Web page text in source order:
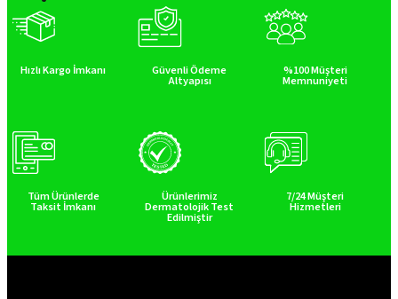
Hızlı Kargo İmkanı Güvenli Ödeme
Altyapısı
%100 Müşteri
Memnuniyeti
Tüm Ürünlerde
Taksit İmkanı
Ürünlerimiz
Dermatolojik Test
Edilmiştir
7/24 Müşteri
Hizmetleri